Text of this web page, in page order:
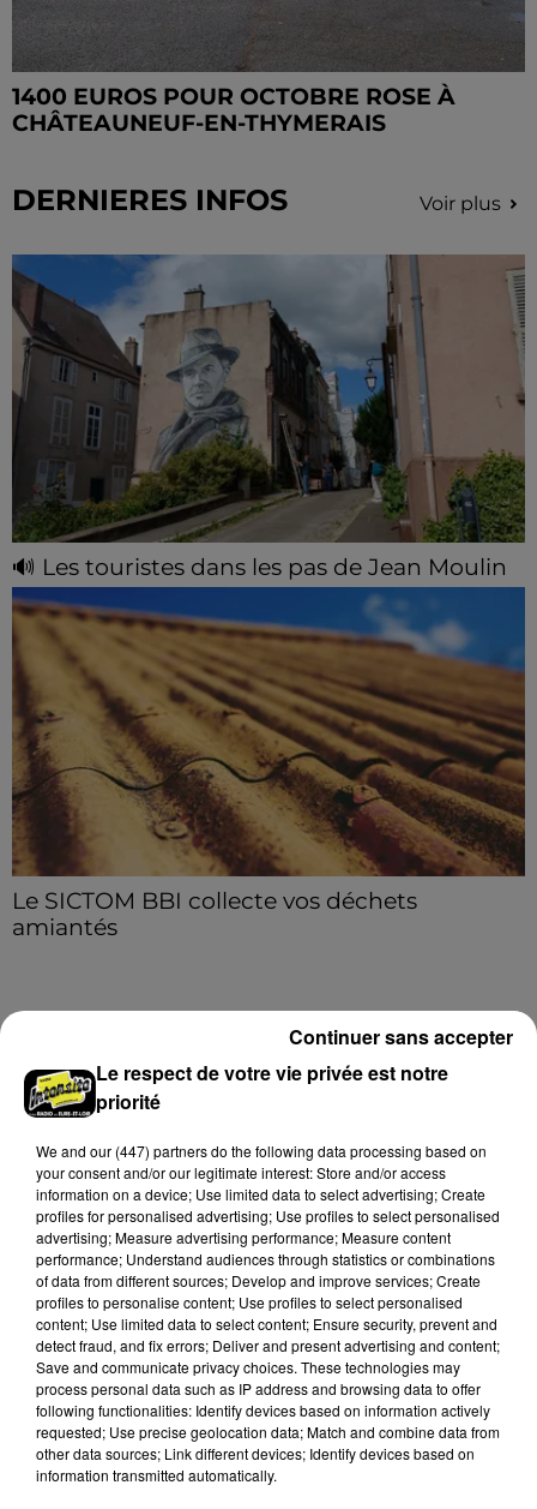
1400 EUROS POUR OCTOBRE ROSE À
CHÂTEAUNEUF-EN-THYMERAIS
DERNIERES INFOS Voir plus
🔊 Les touristes dans les pas de Jean Moulin
Le « tourisme de mémoire » s'invite dans les sorties
estivales de Chartres Tourisme.
Le SICTOM BBI collecte vos déchets
amiantés
Voir plus
Une casse automobile partiellement
embrasée à Auneau
« chômage technique pour neuf personnes » après le
Le respect de votre vie privée est notre
priorité
We and our (447) partnersdo the following data processing based on
your consent and/or our legitimate interest: Store and/or access
information on a device; Use limited data to select advertising; Create
profiles for personalised advertising; Use profiles to select personalised
advertising; Measure advertising performance; Measure content
performance; Understand audiences through statistics or combinations
of data from different sources; Develop and improve services; Create
profiles to personalise content; Use profiles to select personalised
content; Use limited data to select content; Ensure security, prevent and
detect fraud, and fix errors; Deliver and present advertising and content;
Save and communicate privacy choices. These technologies may
process personal data such as IP address and browsing data to offer
following functionalities: Identify devices based on information actively
requested; Use precise geolocation data; Match and combine data from
other data sources; Link different devices; Identify devices based on
information transmitted automatically.
Continuer sans accepter